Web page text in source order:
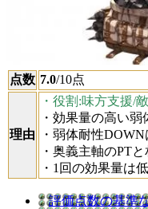
点数 7.0/10点
理由
・役割:味方支援/
・効果量の高い
・弱体耐性
・奥義主軸のPT
・1回の効果量は
評価点数の基準